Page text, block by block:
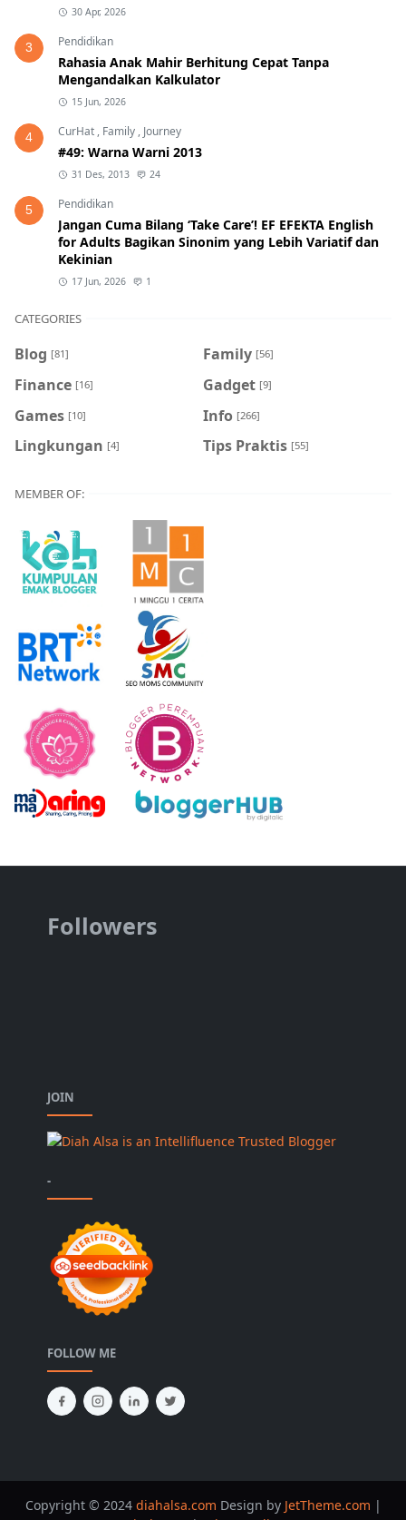
30 Apr, 2026
3 Pendidikan
Rahasia Anak Mahir Berhitung Cepat Tanpa
Mengandalkan Kalkulator
15 Jun, 2026
4 CurHat , Family , Journey
#49: Warna Warni 2013
31 Des, 2013 24
5 Pendidikan
Jangan Cuma Bilang ‘Take Care’! EF EFEKTA English
for Adults Bagikan Sinonim yang Lebih Variatif dan
Kekinian
17 Jun, 2026 1
CATEGORIES
Blog [81] Family [56]
Finance [16] Gadget [9]
Games [10] Info [266]
Lingkungan [4] Tips Praktis [55]
MEMBER OF:
Followers
JOIN
-
FOLLOW ME
Copyright © 2024 diahalsa.com Design by JetTheme.com |